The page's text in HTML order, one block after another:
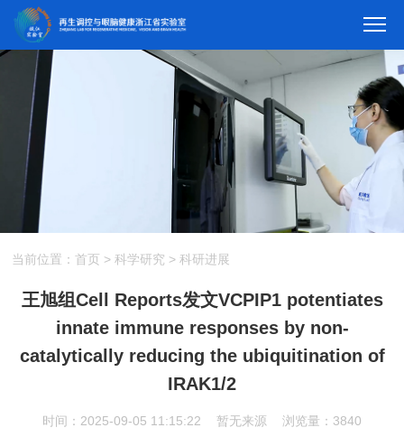
当前位置： 首页 > 科学研究 > 科研进展
王旭组Cell Reports发文VCPIP1 potentiates
innate immune responses by non-
catalytically reducing the ubiquitination of
IRAK1/2
时间：2025-09-05 11:15:22 暂无来源 浏览量：3840